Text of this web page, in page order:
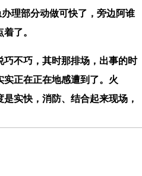
理部分动做可快了，旁边阿谁
了。
不巧，其时那排场，出事的时
实正在正在地感遭到了。火
实快，消防、结合起来现场，